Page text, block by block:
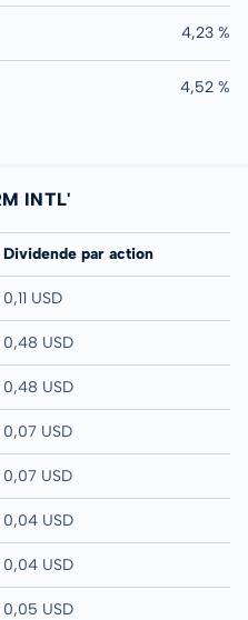
4,23 %
4,52 %
INTL'
Dividende par action
0,11 USD
0,48 USD
0,48 USD
0,07 USD
0,07 USD
0,04 USD
0,04 USD
0,05 USD